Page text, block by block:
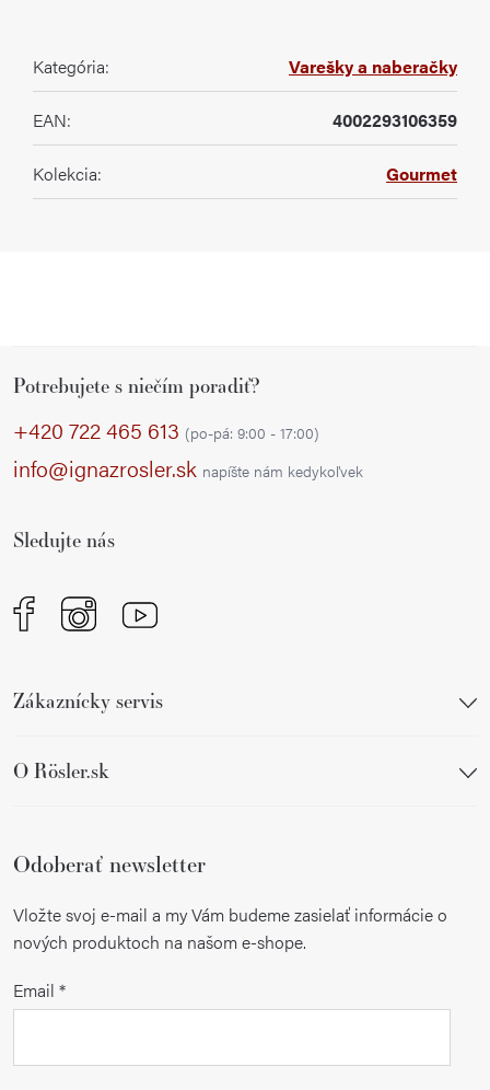
Kategória: Varešky a naberačky
EAN: 4002293106359
Kolekcia: Gourmet
Potrebujete s niečím poradiť?
+420 722 465 613 (po-pá: 9:00 - 17:00)
info@ignazrosler.sk napíšte nám kedykoľvek
Sledujte nás
Zákaznícky servis
O Rösler.sk
Odoberať newsletter
Vložte svoj e-mail a my Vám budeme zasielať informácie o
nových produktoch na našom e-shope.
Email